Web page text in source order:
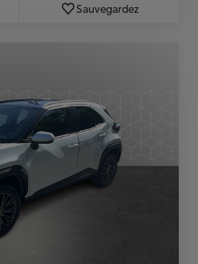
Sauvegardez